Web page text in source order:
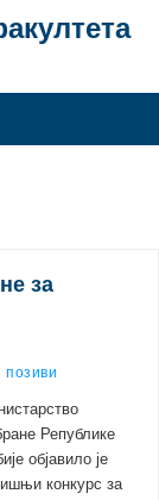
за
Републике
објавило је
конкурс за